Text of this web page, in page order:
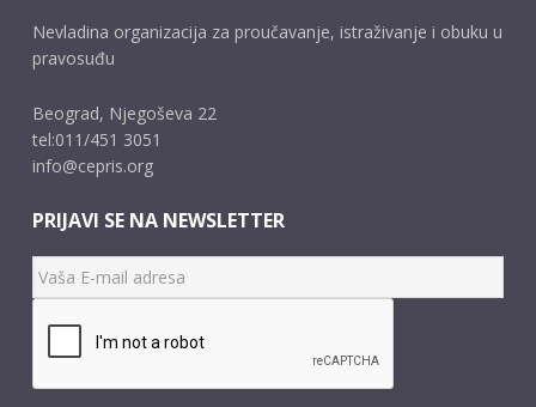
Nevladina organizacija za proučavanje, istraživanje i obuku u
pravosuđu
Beograd, Njegoševa 22
tel:011/451 3051
info@cepris.org
PRIJAVI SE NA NEWSLETTER